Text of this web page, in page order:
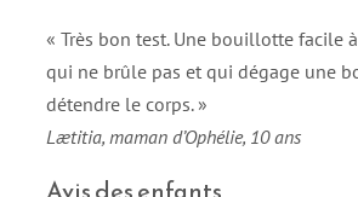
« Très bon test. Une bouillotte facile
qui ne brûle pas et qui dégage une
détendre le corps. »
Lætitia, maman d’Ophélie, 10 ans